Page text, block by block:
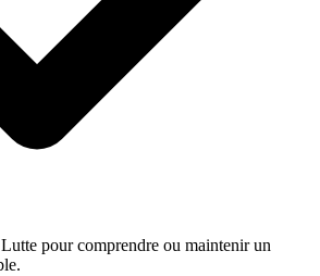
Lutte pour comprendre ou maintenir un